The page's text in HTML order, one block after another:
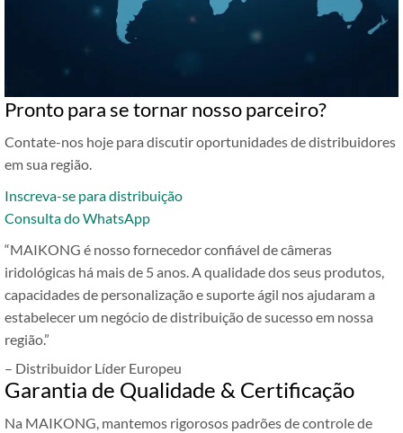
Pronto para se tornar nosso parceiro?
Contate-nos hoje para discutir oportunidades de distribuidores
em sua região.
Inscreva-se para distribuição
Consulta do WhatsApp
“MAIKONG é nosso fornecedor confiável de câmeras
iridológicas há mais de 5 anos. A qualidade dos seus produtos,
capacidades de personalização e suporte ágil nos ajudaram a
estabelecer um negócio de distribuição de sucesso em nossa
região.”
– Distribuidor Líder Europeu
Garantia de Qualidade & Certificação
Na MAIKONG, mantemos rigorosos padrões de controle de